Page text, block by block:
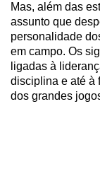
Mas, além das
assunto que
personalidade
em campo. Os
ligadas à
disciplina e até à
dos grandes